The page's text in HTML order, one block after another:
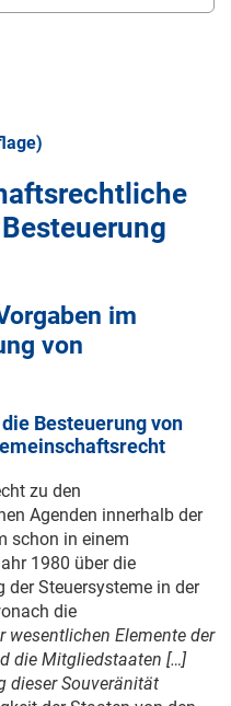
im
von
Besteuerung von
zu den
Agenden innerhalb der
schon in einem
1980 über die
Steuersysteme in der
die
wesentlichen Elemente der
die Mitgliedstaaten […]
dieser Souveränität